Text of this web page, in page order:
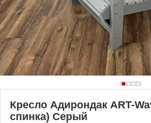
Кресло Адирондак ART-
спинка) Серый